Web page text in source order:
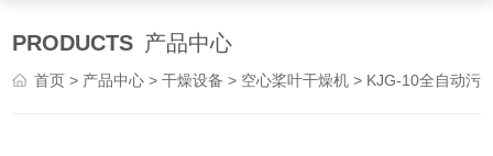
PRODUCTS 产品中心
首页 > 产品中心 >干燥设备 > 空心桨叶干燥机 > KJG-10全自动污泥空心桨叶干燥机